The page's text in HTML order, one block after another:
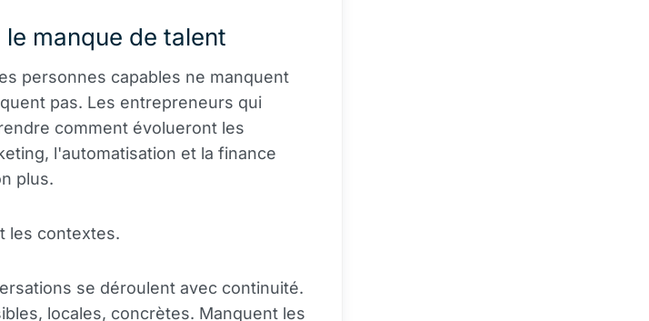
manque de talent
personnes capables ne manquent
pas. Les entrepreneurs qui
comment évolueront les
l'automatisation et la finance
plus.
les contextes.
se déroulent avec continuité.
locales, concrètes. Manquent les